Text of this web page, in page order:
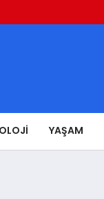
YAŞAM